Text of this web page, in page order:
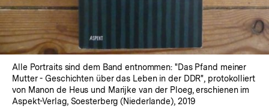
Alle Portraits sind dem Band entnommen: "Das Pfand meiner
Mutter - Geschichten über das Leben in der DDR", protokolliert
von Manon de Heus und Marijke van der Ploeg, erschienen im
Aspekt-Verlag, Soesterberg (Niederlande), 2019